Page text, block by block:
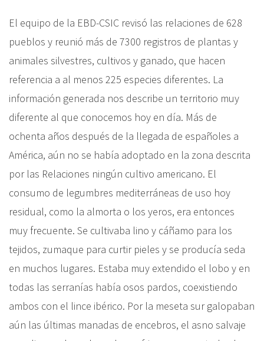
El equipo de la EBD-CSIC revisó las relaciones de 628
pueblos y reunió más de 7300 registros de plantas y
animales silvestres, cultivos y ganado, que hacen
referencia a al menos 225 especies diferentes. La
información generada nos describe un territorio muy
diferente al que conocemos hoy en día. Más de
ochenta años después de la llegada de españoles a
América, aún no se había adoptado en la zona descrita
por las Relaciones ningún cultivo americano. El
consumo de legumbres mediterráneas de uso hoy
residual, como la almorta o los yeros, era entonces
muy frecuente. Se cultivaba lino y cáñamo para los
tejidos, zumaque para curtir pieles y se producía seda
en muchos lugares. Estaba muy extendido el lobo y en
todas las serranías había osos pardos, coexistiendo
ambos con el lince ibérico. Por la meseta sur galopaban
aún las últimas manadas de encebros, el asno salvaje